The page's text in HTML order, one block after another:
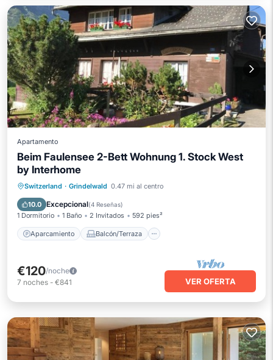
Apartamento
Beim Faulensee 2-Bett Wohnung 1. Stock West
by Interhome
Switzerland · Grindelwald 0.47 mi al centro
10.0 Excepcional(4 Reseñas)
1 Dormitorio 1 Baño 2 Invitados 592 pies²
Aparcamiento Balcón/Terraza
Aparcamiento
Balcón/Terraza
Cocina
Internet
€120/noche
7 noches - €841 VER OFERTA